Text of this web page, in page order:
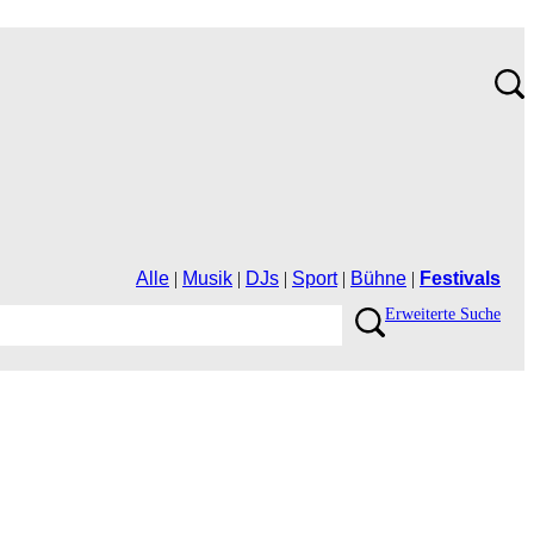
Alle | Musik | DJs | Sport| Bühne | Festivals
ErweiterteSuche